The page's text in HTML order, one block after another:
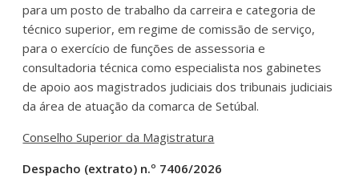
para um posto de trabalho da carreira e categoria de
técnico superior, em regime de comissão de serviço,
para o exercício de funções de assessoria e
consultadoria técnica como especialista nos gabinetes
de apoio aos magistrados judiciais dos tribunais judiciais
da área de atuação da comarca de Setúbal.
Conselho Superior da Magistratura
Despacho (extrato) n.º 7406/2026